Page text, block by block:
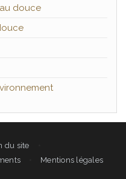
douce
du site
Mentions légales